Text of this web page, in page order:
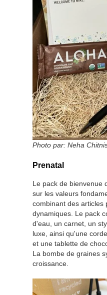
Photo par: Neha
Prenatal
Le pack de bienvenue
sur les valeurs
combinant des articles
dynamiques. Le pack
d'eau, un carnet, un
luxe, ainsi qu'une
et une tablette de
La bombe de graines
croissance.